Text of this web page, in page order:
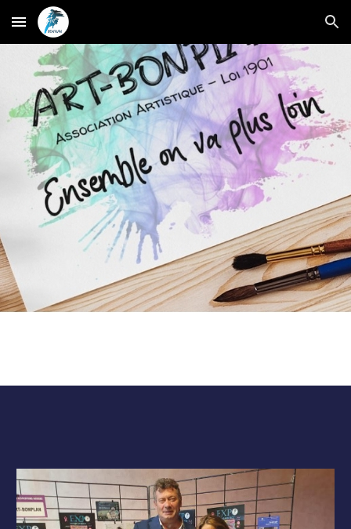
Skip to main content Skip to navigation